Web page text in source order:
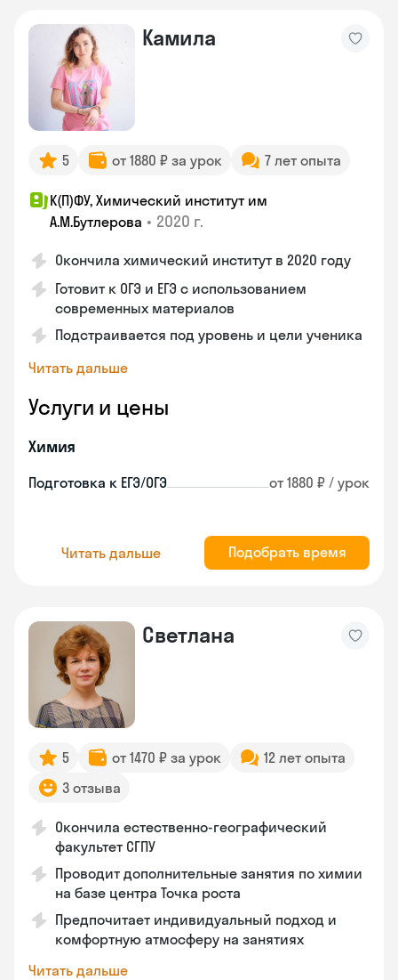
Камила
5 от 1880 ₽ за урок 7 лет опыта
К(П)ФУ, Химический институт им
А.М.Бутлерова • 2020 г.
Окончила химический институт в 2020 году
Готовит к ОГЭ и ЕГЭ с использованием
современных материалов
Подстраивается под уровень и цели ученика
Читать дальше
Услуги и цены
Химия
Подготовка к ЕГЭ/ОГЭ от 1880 ₽ / урок
Читать дальше Подобрать время
Светлана
5 от 1470 ₽ за урок
12 лет опыта
3 отзыва
Окончила естественно-географический
факультет СГПУ
Проводит дополнительные занятия по химии
на базе центра Точка роста
Предпочитает индивидуальный подход и
комфортную атмосферу на занятиях
Читать дальше